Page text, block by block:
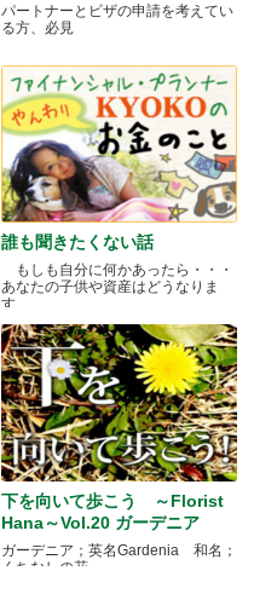
パートナーとビザの申請を考えてい
る方、必見
誰も聞きたくない話
もしも自分に何かあったら・・・
あなたの子供や資産はどうなりま
す.....
下を向いて歩こう ～Florist
Hana～Vol.20 ガーデニア
ガーデニア；英名Gardenia 和名；
くちなしの花 .....